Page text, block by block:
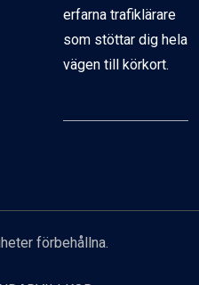
erfarna trafiklärare
som stöttar dig hela
vägen till körkort.
förbehållna.